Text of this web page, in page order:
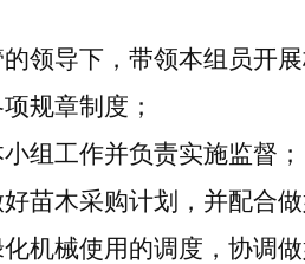
领导下，带领本组 员开
规章制度；
组工作并负责实施监督；
苗木采购计划，并配合
机械使用的调度，协调